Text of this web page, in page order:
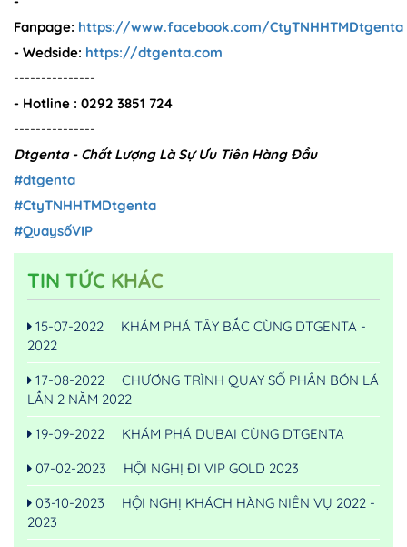
Fanpage: https://www.facebook.com/CtyTNHHTMDtgenta
- Wedside: https://dtgenta.com
---------------
- Hotline : 0292 3851 724
---------------
Dtgenta - Chất Lượng Là Sự Ưu Tiên Hàng Đầu
#dtgenta
#CtyTNHHTMDtgenta
#QuaysốVIP
TIN TỨC KHÁC
15-07-2022
KHÁM PHÁ TÂY BẮC CÙNG DTGENTA -
2022
17-08-2022
CHƯƠNG TRÌNH QUAY SỐ PHÂN BÓN LÁ
LẦN 2 NĂM 2022
19-09-2022
KHÁM PHÁ DUBAI CÙNG DTGENTA
07-02-2023
HỘI NGHỊ ĐI VIP GOLD 2023
03-10-2023
HỘI NGHỊ KHÁCH HÀNG NIÊN VỤ 2022 -
2023